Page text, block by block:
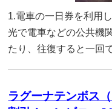
1.電車の一日券を利用
光で電車などの公共機
たり、往復すると一回
ラグーナテンボス